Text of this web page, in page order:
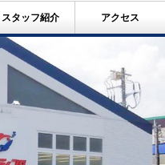
スタッフ紹介 アクセス